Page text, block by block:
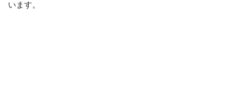
います。